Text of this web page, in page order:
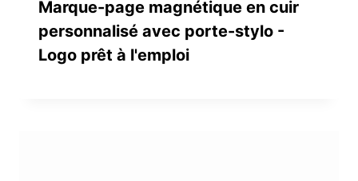
Marque-page magnétique en cuir
personnalisé avec porte-stylo -
Logo prêt à l'emploi